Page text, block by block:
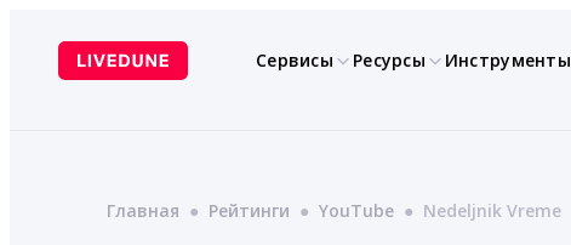
содержимому
Сервисы Ресурсы Инструменты
Главная ● Рейтинги ● YouTube ● Nedeljnik Vreme